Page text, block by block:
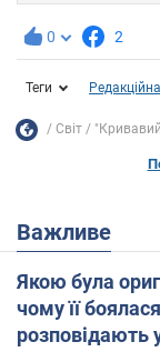
0 2
Теги
Світ
Важливе
Якою була
чому її
розповідають